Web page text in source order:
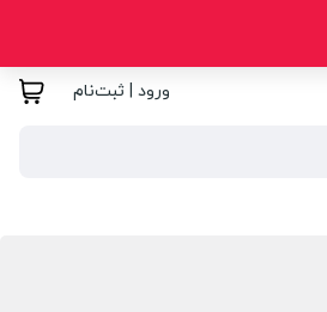
ورود | ثبت‌نام